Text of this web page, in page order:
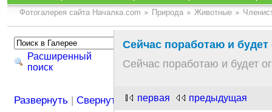
Фотогалерея сайта Началка.com Природа Животные
Расширенный
поиск
Развернуть |Свернуть
Сейчас поработаю и будет
Сейчас поработаю и будет
первая предыдущая